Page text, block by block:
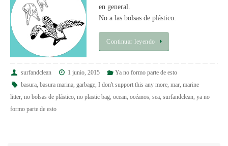
en general.
No a las bolsas de plástico.
Continuar leyendo
surfandclean 1 junio, 2015
Ya no formo parte de esto
basura, basura marina, garbage, I don't support this any more, mar, marine
litter no bolsas de plástico no plastic bag ocean océanos sea surfandclean ya no
formo parte de esto